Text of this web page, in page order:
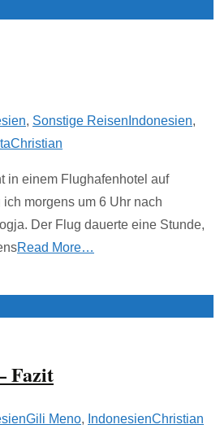
, Sonstige Reisen Indonesien,
Christian
in einem Flughafenhotel auf
morgens um 6 Uhr nach
Der Flug dauerte eine Stunde,
Read More…
Fazit
Gili Meno, IndonesienChristian